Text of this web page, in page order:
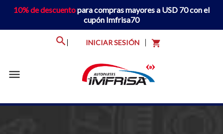
10% de descuentopara compras mayores a USD 70 con el
cupón Imfrisa70
INICIAR SESIÓN shopping_cart
menu